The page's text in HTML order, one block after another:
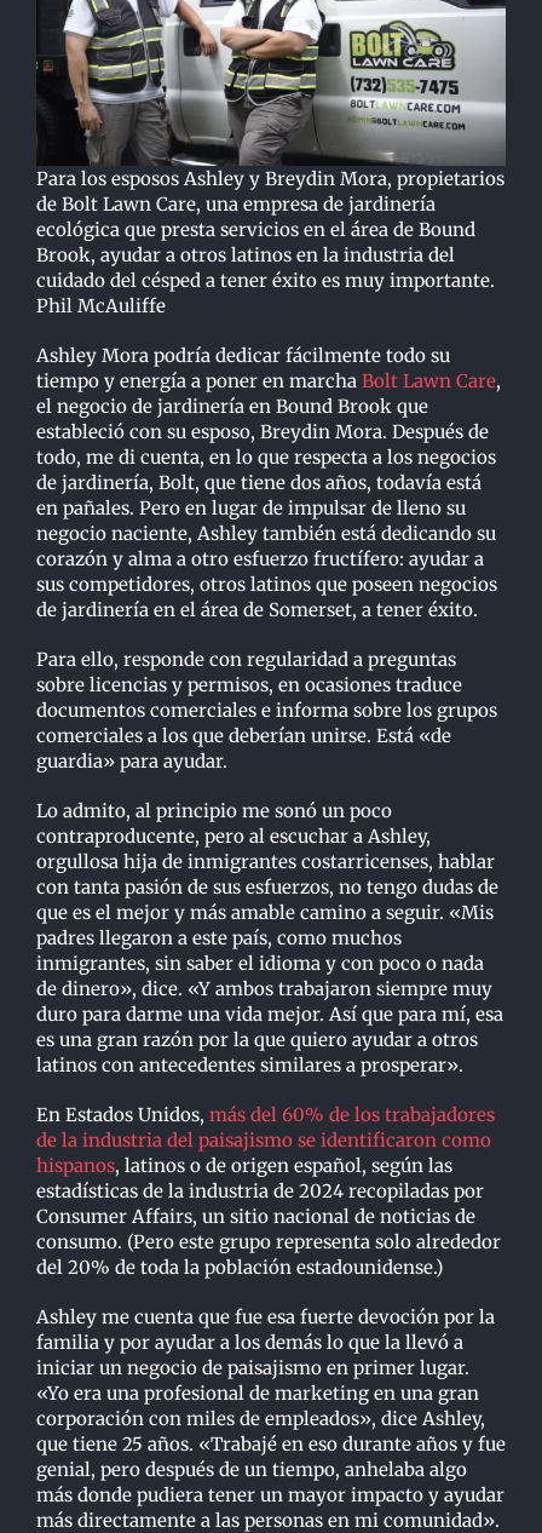
Para los esposos Ashley y Breydin Mora, propietarios
de Bolt Lawn Care, una empresa de jardinería
ecológica que presta servicios en el área de Bound
Brook, ayudar a otros latinos en la industria del
cuidado del césped a tener éxito es muy importante.
Phil McAuliffe
Ashley Mora podría dedicar fácilmente todo su
tiempo y energía a poner en marcha Bolt Lawn Care,
el negocio de jardinería en Bound Brook que
estableció con su esposo, Breydin Mora. Después de
todo, me di cuenta, en lo que respecta a los negocios
de jardinería, Bolt, que tiene dos años, todavía está
en pañales. Pero en lugar de impulsar de lleno su
negocio naciente, Ashley también está dedicando su
corazón y alma a otro esfuerzo fructífero: ayudar a
sus competidores, otros latinos que poseen negocios
de jardinería en el área de Somerset, a tener éxito.
Para ello, responde con regularidad a preguntas
sobre licencias y permisos, en ocasiones traduce
documentos comerciales e informa sobre los grupos
comerciales a los que deberían unirse. Está «de
guardia» para ayudar.
Lo admito, al principio me sonó un poco
contraproducente, pero al escuchar a Ashley,
orgullosa hija de inmigrantes costarricenses, hablar
con tanta pasión de sus esfuerzos, no tengo dudas de
que es el mejor y más amable camino a seguir. «Mis
padres llegaron a este país, como muchos
inmigrantes, sin saber el idioma y con poco o nada
de dinero», dice. «Y ambos trabajaron siempre muy
duro para darme una vida mejor. Así que para mí, esa
es una gran razón por la que quiero ayudar a otros
latinos con antecedentes similares a prosperar».
En Estados Unidos, más del 60% de los trabajadores
de la industria del paisajismo se identificaron como
hispanos, latinos o de origen español, según las
estadísticas de la industria de 2024 recopiladas por
Consumer Affairs, un sitio nacional de noticias de
consumo. (Pero este grupo representa solo alrededor
del 20% de toda la población estadounidense.)
Ashley me cuenta que fue esa fuerte devoción por la
familia y por ayudar a los demás lo que la llevó a
iniciar un negocio de paisajismo en primer lugar.
«Yo era una profesional de marketing en una gran
corporación con miles de empleados», dice Ashley,
que tiene 25 años. «Trabajé en eso durante años y fue
genial, pero después de un tiempo, anhelaba algo
más donde pudiera tener un mayor impacto y ayudar
más directamente a las personas en mi comunidad».